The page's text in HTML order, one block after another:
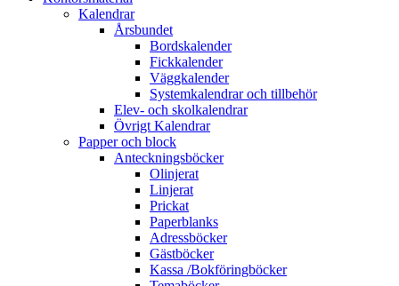
Kalendrar
Årsbundet
Bordskalender
Fickkalender
Väggkalender
Systemkalendrar och tillbehör
Elev- och skolkalendrar
Övrigt Kalendrar
Papper och block
Anteckningsböcker
Olinjerat
Linjerat
Prickat
Paperblanks
Adressböcker
Gästböcker
Kassa /Bokföringböcker